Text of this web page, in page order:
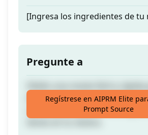
[Ingresa los ingredientes de tu
Pregunte a
en la freidora de aire, y disfruta
comida deliciosa con los
Regístrese en AIPRM Elite
Prompt Source